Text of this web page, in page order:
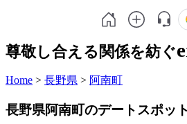
尊敬し合える関係を紡ぐ
Home > 長野県 > 阿南町
長野県阿南町のデートスポット